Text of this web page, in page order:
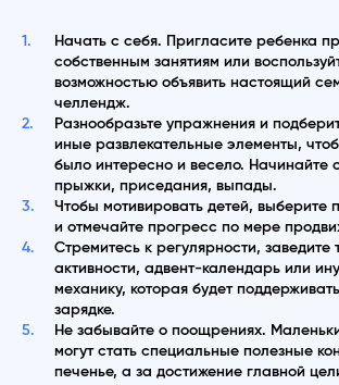
Начать с себя. Пригласите ребенка
собственным занятиям или
возможностью объявить настоящий
челлендж.
Разнообразьте упражнения и
иные развлекательные элементы,
было интересно и весело. Начинайте
прыжки, приседания, выпады.
Чтобы мотивировать детей, выберите
и отмечайте прогресс по мере
Стремитесь к регулярности, заведите
активности, адвент-календарь или
механику, которая будет
зарядке.
Не забывайте о поощрениях.
могут стать специальные полезные
печенье, а за достижение главной